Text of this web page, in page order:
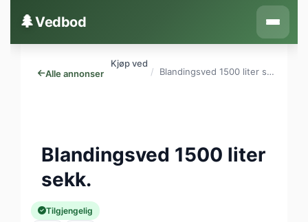
🌲Vedbod
Alle annonser
Kjøp ved
Blandingsved 1500 liter sekk.
Blandingsved 1500 liter
sekk.
Tilgjengelig